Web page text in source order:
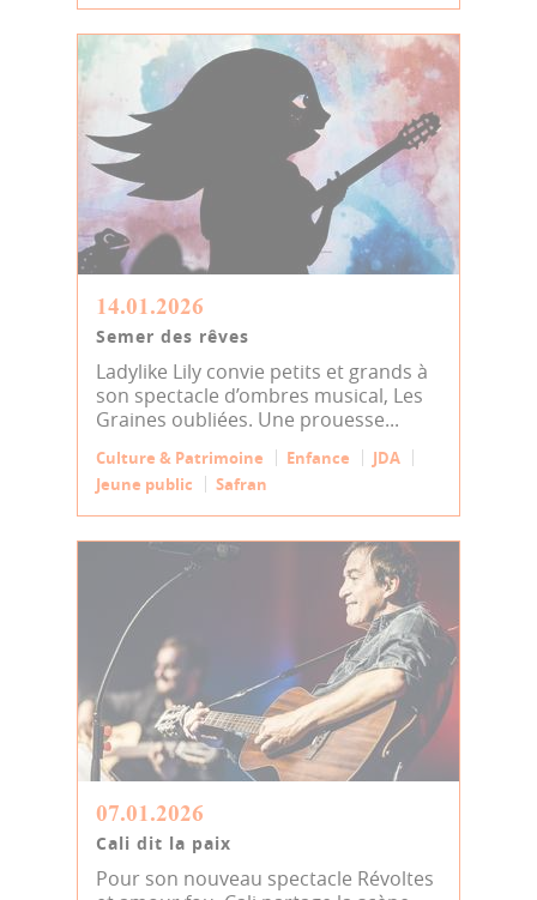
14.01.2026
Semer des rêves
Ladylike Lily convie petits et grands à
son spectacle d’ombres musical, Les
Graines oubliées. Une prouesse...
Culture & Patrimoine Enfance
JDA
Jeune public
Safran
07.01.2026
Cali dit la paix
Pour son nouveau spectacle Révoltes